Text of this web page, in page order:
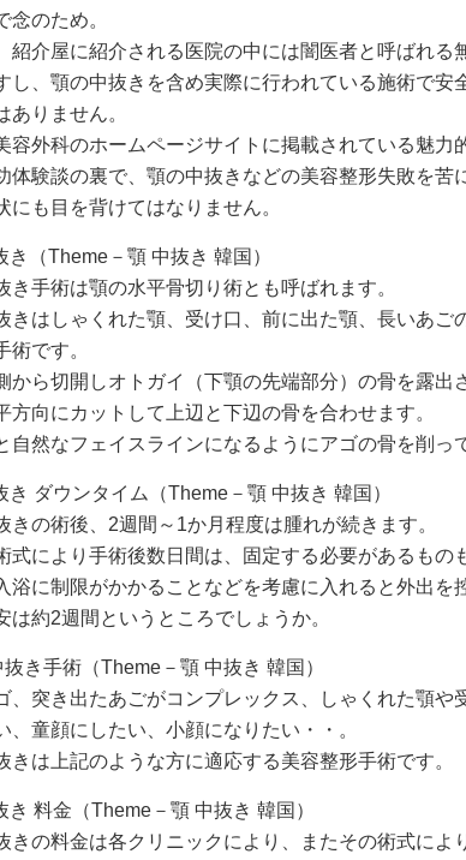
念のため。
紹介屋に紹介される医院の中には闇医者と呼ばれる
し、顎の中抜きを含め実際に行われている施術で安
ありません。
容外科のホームページサイトに掲載されている魅力
体験談の裏で、顎の中抜きなどの美容整形失敗を苦
にも目を背けてはなりません。
き（Theme－顎 中抜き 韓国）
き手術は顎の水平骨切り術とも呼ばれます。
きはしゃくれた顎、受け口、前に出た顎、長いあご
術です。
から切開しオトガイ（下顎の先端部分）の骨を露出
方向にカットして上辺と下辺の骨を合わせます。
自然なフェイスラインになるようにアゴの骨を削っ
き ダウンタイム（Theme－顎 中抜き 韓国）
きの術後、2週間～1か月程度は腫れが続きます。
式により手術後数日間は、固定する必要があるもの
浴に制限がかかることなどを考慮に入れると外出を
は約2週間というところでしょうか。
き手術（Theme－顎 中抜き 韓国）
、突き出たあごがコンプレックス、しゃくれた顎や
、童顔にしたい、小顔になりたい・・。
きは上記のような方に適応する美容整形手術です。
き 料金（Theme－顎 中抜き 韓国）
きの料金は各クリニックにより、またその術式によ